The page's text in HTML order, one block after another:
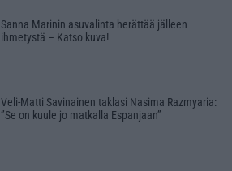
Sanna Marinin asuvalinta herättää jälleen
ihmetystä – Katso kuva!
Veli-Matti Savinainen taklasi Nasima Razmyaria:
”Se on kuule jo matkalla Espanjaan”